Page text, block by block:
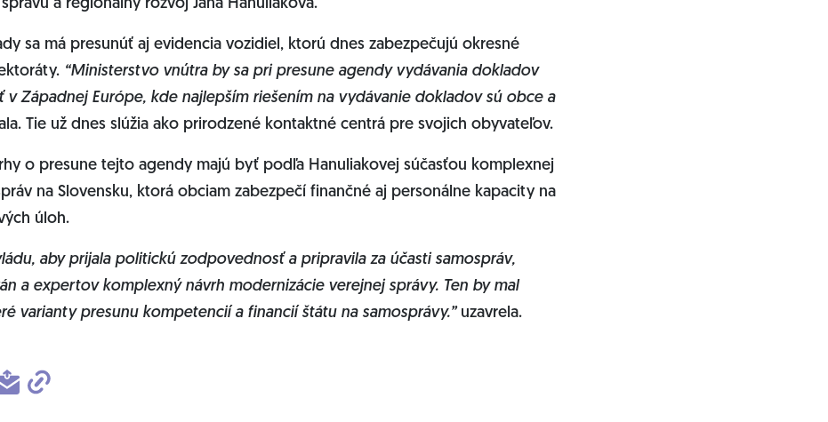
a regionálny rozvoj Jana Hanuliaková.
sa má presunúť aj evidencia vozidiel, ktorú dnes zabezpečujú okresné
“Ministerstvo vnútra by sa pri presune agendy vydávania dokladov
v Západnej Európe, kde najlepším riešením na vydávanie dokladov sú obce a
Tie už dnes slúžia ako prirodzené kontaktné centrá pre svojich obyvateľov.
o presune tejto agendy majú byť podľa Hanuliakovej súčasťou komplexnej
na Slovensku, ktorá obciam zabezpečí finančné aj personálne kapacity na
úloh.
aby prijala politickú zodpovednosť a pripravila za účasti samospráv,
a expertov komplexný návrh modernizácie verejnej správy. Ten by mal
varianty presunu kompetencií a financií štátu na samosprávy.” uzavrela.